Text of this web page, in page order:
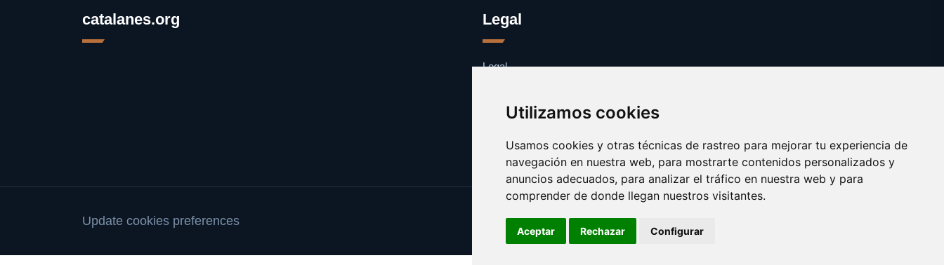
Utilizamos cookies
Usamos cookies y otras técnicas de rastreo para mejorar tu experiencia de
navegación en nuestra web, para mostrarte contenidos personalizados y
anuncios adecuados, para analizar el tráfico en nuestra web y para
comprender de donde llegan nuestros visitantes.
Aceptar Rechazar Configurar
catalanes.org Legal
Legal
Contacto
Update cookies preferences